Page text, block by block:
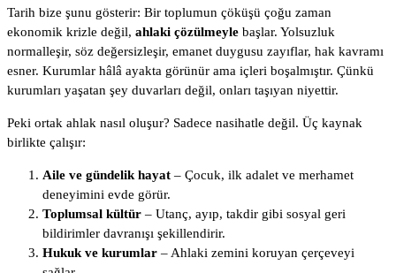
Tarih bize şunu gösterir: Bir toplumun çöküşü çoğu zaman
ekonomik krizle değil, ahlaki çözülmeyle başlar. Yolsuzluk
normalleşir, söz değersizleşir, emanet duygusu zayıflar, hak kavramı
esner. Kurumlar hâlâ ayakta görünür ama içleri boşalmıştır. Çünkü
kurumları yaşatan şey duvarları değil, onları taşıyan niyettir.
Peki ortak ahlak nasıl oluşur? Sadece nasihatle değil. Üç kaynak
birlikte çalışır:
Aile ve gündelik hayat – Çocuk, ilk adalet ve merhamet
deneyimini evde görür.
Toplumsal kültür – Utanç, ayıp, takdir gibi sosyal geri
bildirimler davranışı şekillendirir.
Hukuk ve kurumlar – Ahlaki zemini koruyan çerçeveyi